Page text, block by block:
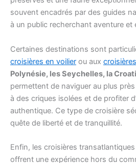
souvent encadrés par des guides
à un public recherchant aventure et
Certaines destinations sont
croisières en voilier ou aux
Polynésie, les Seychelles, la
permettent de naviguer au plus
à des criques isolées et de profiter
authentique. Ce type de croisière
quête de liberté et de tranquillité.
Enfin, les croisières
offrent une expérience hors du